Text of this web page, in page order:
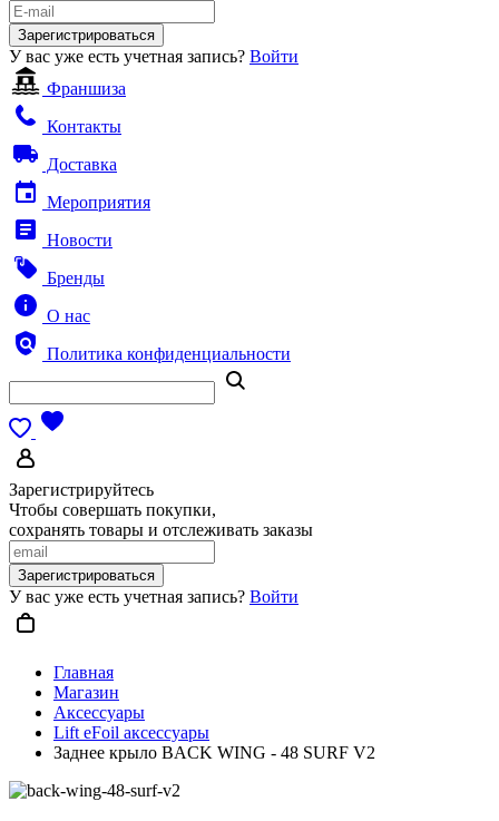
Зарегистрироваться
У вас уже есть учетная запись? Войти
Франшиза
Контакты
Доставка
Мероприятия
Новости
Бренды
О нас
Политика конфиденциальности
Зарегистрируйтесь
Чтобы совершать покупки,
сохранять товары и отслеживать заказы
Зарегистрироваться
У вас уже есть учетная запись? Войти
Главная
Магазин
Аксессуары
Lift eFoil аксессуары
Заднее крыло BACK WING - 48 SURF V2